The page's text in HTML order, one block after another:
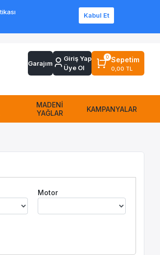
Garajım
Giriş Yap
Üye Ol
0 Sepetim
0,00 TL
MADENİ
YAĞLAR
KAMPANYALAR
Motor
Kabul Et